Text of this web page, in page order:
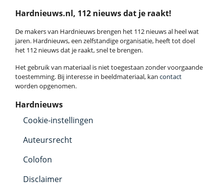
Hardnieuws.nl, 112 nieuws dat je raakt!
De makers van Hardnieuws brengen het 112 nieuws al heel wat
jaren. Hardnieuws, een zelfstandige organisatie, heeft tot doel
het 112 nieuws dat je raakt, snel te brengen.
Het gebruik van materiaal is niet toegestaan zonder voorgaande
toestemming. Bij interesse in beeldmateriaal, kan contact
worden opgenomen.
Hardnieuws
Cookie-instellingen
Auteursrecht
Colofon
Disclaimer